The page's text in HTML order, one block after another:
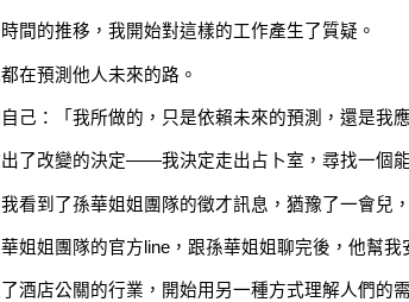
間的推移，我開始對這樣的工作產生了質疑。
在預測他人未來的路。
己：「我所做的，只是依賴未來的預測，還是我
了改變的決定——我決定走出占卜室，尋找一個
看到了孫華姐姐團隊的徵才訊息，猶豫了一會兒
姐姐團隊的官方line，跟孫華姐姐聊完後，他幫
酒店公關的行業，開始用另一種方式理解人們的